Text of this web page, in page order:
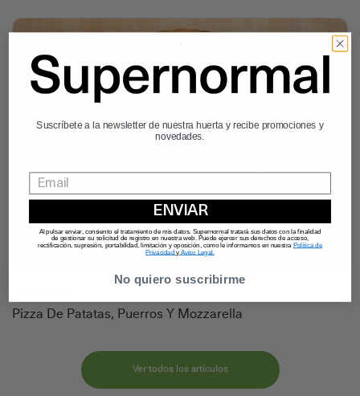
Pizza De Patatas, Puerros Y Mozzarella
Ver todos los artículos
Suscríbete a la newsletter de nuestra huerta y recibe promociones y
novedades.
ENVIAR
Al pulsar enviar, consiento el tratamiento de mis datos. Supernormal tratará sus datos con la finalidad
de gestionar su solicitud de registro en nuestra web. Puede ejercer sus derechos de acceso,
rectificación, supresión, portabilidad, limitación y oposición, como le informamos en nuestra Política de
Privacidady Aviso Legal.
No quiero suscribirme